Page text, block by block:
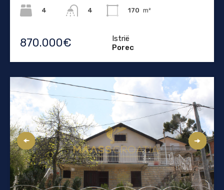
4
4
170 m²
870.000€
Istrië
Porec